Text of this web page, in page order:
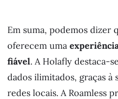
Em suma, podemos dizer
oferecem uma
fiável. A Holafly destaca-
dados ilimitados, graças à
redes locais. A Roamless